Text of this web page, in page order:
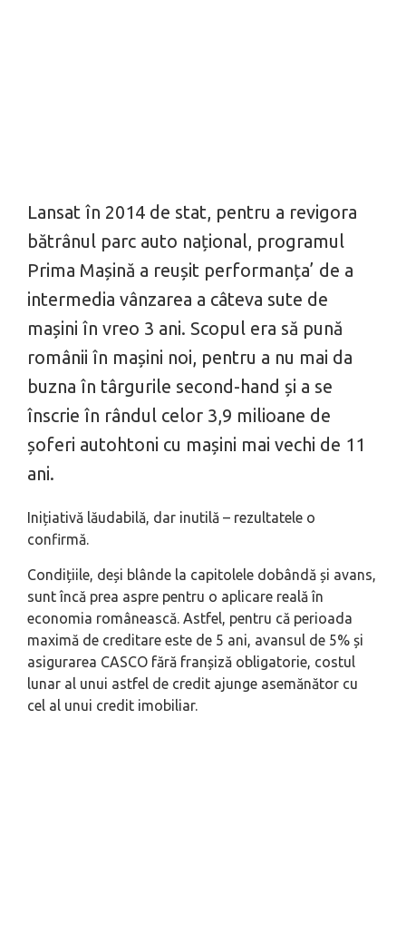
Lansat în 2014 de stat, pentru a revigora
bătrânul parc auto național, programul
Prima Mașină a reușit performanța’ de a
intermedia vânzarea a câteva sute de
mașini în vreo 3 ani. Scopul era să pună
românii în mașini noi, pentru a nu mai da
buzna în târgurile second-hand și a se
înscrie în rândul celor 3,9 milioane de
șoferi autohtoni cu mașini mai vechi de 11
ani.
Inițiativă lăudabilă, dar inutilă – rezultatele o
confirmă.
Condițiile, deși blânde la capitolele dobândă și avans,
sunt încă prea aspre pentru o aplicare reală în
economia românească. Astfel, pentru că perioada
maximă de creditare este de 5 ani, avansul de 5% și
asigurarea CASCO fără franșiză obligatorie, costul
lunar al unui astfel de credit ajunge asemănător cu
cel al unui credit imobiliar.